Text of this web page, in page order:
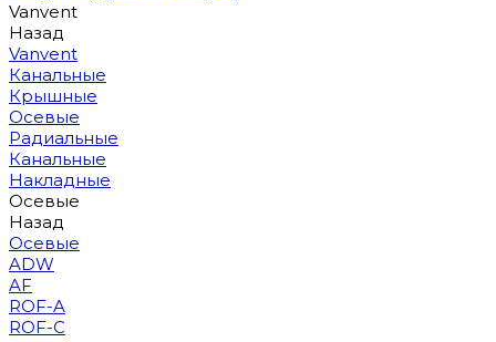
Vanvent
Назад
Vanvent
Канальные
Крышные
Осевые
Радиальные
Канальные
Накладные
Осевые
Назад
Осевые
ADW
AF
ROF-A
ROF-C